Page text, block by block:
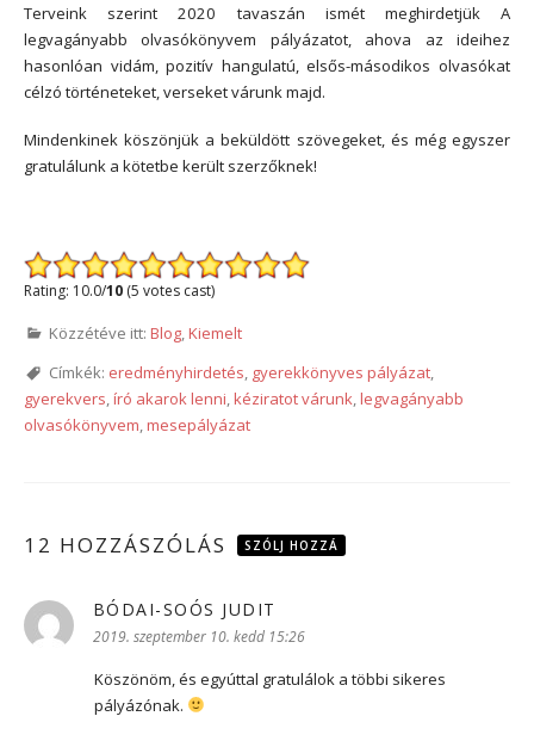
Terveink szerint 2020 tavaszán ismét meghirdetjük A
legvagányabb olvasókönyvem pályázatot, ahova az ideihez
hasonlóan vidám, pozitív hangulatú, elsős-másodikos olvasókat
célzó történeteket, verseket várunk majd.
Mindenkinek köszönjük a beküldött szövegeket, és még egyszer
gratulálunk a kötetbe került szerzőknek!
Rating: 10.0/10 (5 votes cast)
Közzétéve itt: Blog,Kiemelt
Címkék: eredményhirdetés, gyerekkönyves pályázat,
gyerekvers,író akarok lenni,kéziratot várunk,legvagányabb
olvasókönyvem,mesepályázat
12 HOZZÁSZÓLÁS SZÓLJ HOZZÁ
BÓDAI-SOÓS JUDIT
2019. szeptember 10. kedd 15:26
Köszönöm, és egyúttal gratulálok a többi sikeres
pályázónak.